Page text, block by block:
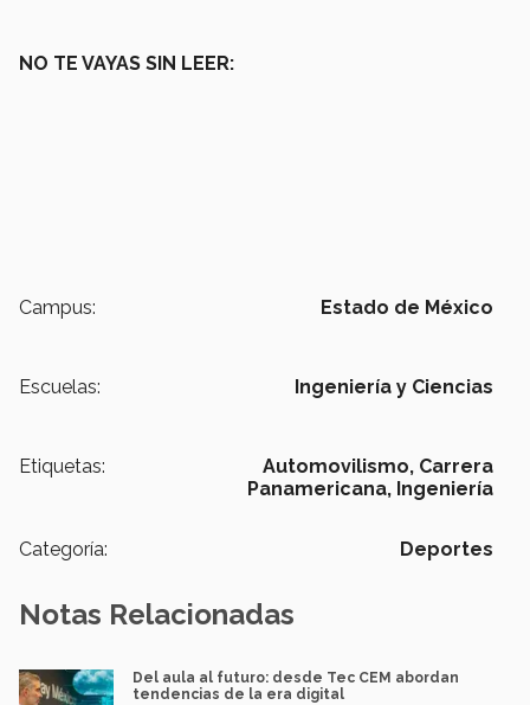
NO TE VAYAS SIN LEER:
Campus: Estado de México
Escuelas: Ingeniería y Ciencias
Etiquetas: Automovilismo, Carrera
Panamericana, Ingeniería
Categoría: Deportes
Notas Relacionadas
Del aula al futuro: desde Tec CEM abordan
tendencias de la era digital